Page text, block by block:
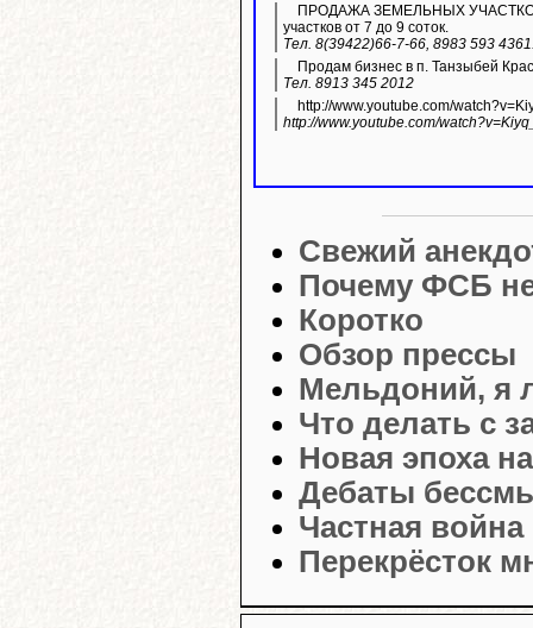
ПРОДАЖА ЗЕМЕЛЬНЫХ УЧАСТКОВ
участков от 7 до 9 соток.
Тел. 8(39422)66-7-66, 8983 593
Продам бизнес в п. Танзыбей
Тел. 8913 345 2012
http://www.youtube.com/
http://www.youtube.com/
Свежий
Почему ФСБ
Коротко
Обзор прессы
Мельдоний, я
Что делать с
Новая эпоха
Дебаты
Частная
Перекрёсток